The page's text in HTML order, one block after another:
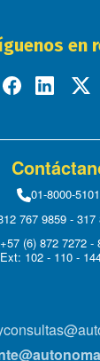
en
01-8000-
767 9859 - 317
+57 (6) 872 7272 -
Ext: 102 - 110 -